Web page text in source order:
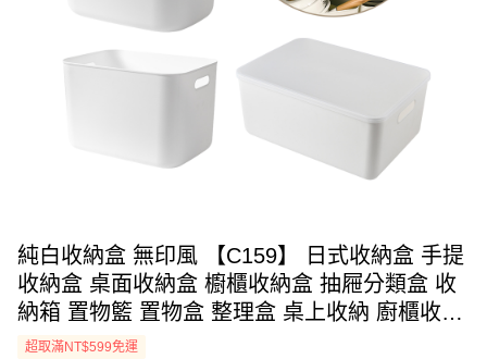
純白收納盒 無印風 【C159】 日式收納盒 手提
收納盒 桌面收納盒 櫥櫃收納盒 抽屜分類盒 收
納箱 置物籃 置物盒 整理盒 桌上收納 廚櫃收納
盒 儲物盒 收納籃 收納用品
超取滿NT$599免運